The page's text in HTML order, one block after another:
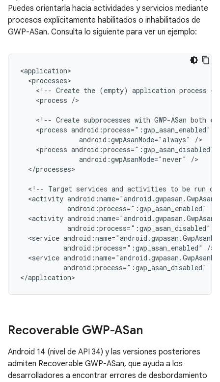
Puedes orientarla hacia actividades y servicios mediante
procesos explícitamente habilitados o inhabilitados de
GWP-ASan. Consulta lo siguiente para ver un ejemplo:
<!-- Create the (empty) application process
<process />
<!-- Create subprocesses with GWP-ASan both
<process
android:gwpAsanMode="always"
<process
android:gwpAsanMode="never"
</processes>
<!-- Target services and activities to be run on
<activity
android:process=":gwp_asan_enabled"
<activity
android:process=":gwp_asan_disabled"
<service
android:process=":gwp_asan_enabled"
<service
android:process=":gwp_asan_disabled"
</application>
Recoverable GWP-ASan
Android 14 (nivel de API 34) y las versiones posteriores
admiten Recoverable GWP-ASan, que ayuda a los
desarrolladores a encontrar errores de desbordamiento